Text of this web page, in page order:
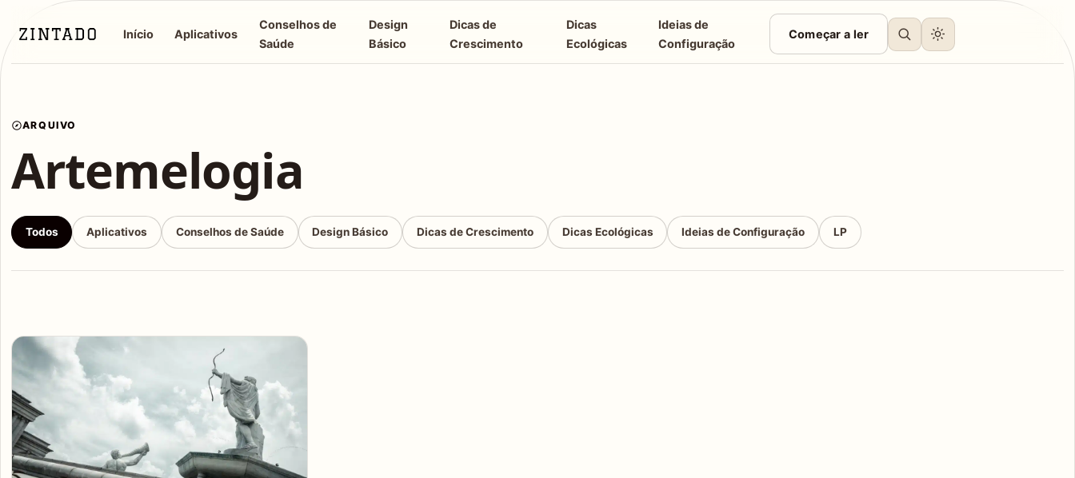
Início Aplicativos
Conselhos de
Saúde
Design
Básico
Dicas de
Crescimento
Dicas
Ecológicas
Ideias de
Configuração
Começar a ler
ARQUIVO
Artemelogia
Todos Aplicativos Conselhos de Saúde Design Básico Dicas de Crescimento Dicas Ecológicas Ideias de Configuração LP
Articles